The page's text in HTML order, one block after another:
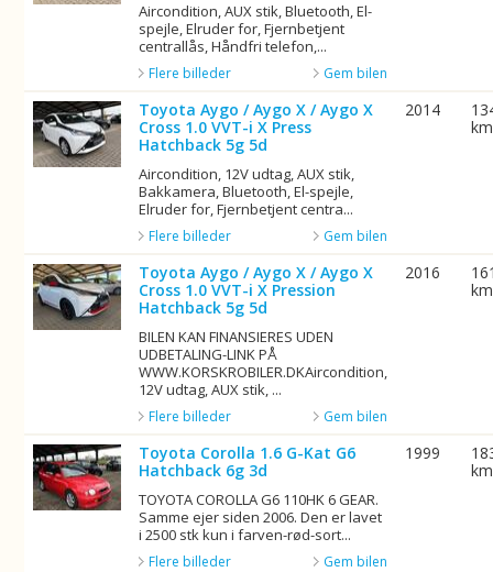
Aircondition, AUX stik, Bluetooth, El-
spejle, Elruder for, Fjernbetjent
centrallås, Håndfri telefon,...
Gem bilen
Flere billeder
Toyota Aygo / Aygo X / Aygo X
Cross 1.0 VVT-i X Press
Hatchback 5g 5d
Aircondition, 12V udtag, AUX stik,
Bakkamera, Bluetooth, El-spejle,
Elruder for, Fjernbetjent centra...
Gem bilen
Flere billeder
2014
km
Toyota Aygo / Aygo X / Aygo X
Cross 1.0 VVT-i X Pression
Hatchback 5g 5d
BILEN KAN FINANSIERES UDEN
UDBETALING-LINK PÅ
WWW.KORSKROBILER.DKAircondition,
12V udtag, AUX stik, ...
Gem bilen
Flere billeder
2016
km
Toyota Corolla 1.6 G-Kat G6
Hatchback 6g 3d
TOYOTA COROLLA G6 110HK 6 GEAR.
Samme ejer siden 2006. Den er lavet
i 2500 stk kun i farven-rød-sort...
Gem bilen
Flere billeder
1999
km